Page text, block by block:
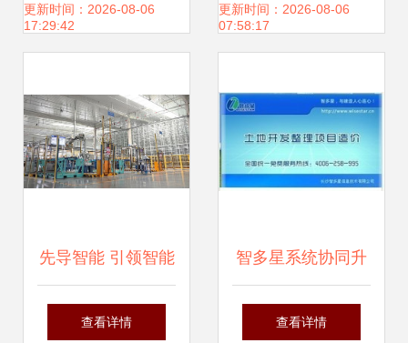
发者的视角
更新时间：2026-08-06
17:29:42
本地通软件股份公
发新高度
更新时间：2026-08-06
07:58:17
先导智能 引领智能
工厂新高度
查看详情
智多星系统协同升
级方案 广西软件开
查看详情